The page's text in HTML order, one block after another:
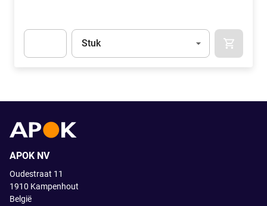
Eenheid
Stuk
APOK NV
Oudestraat 11
1910 Kampenhout
België